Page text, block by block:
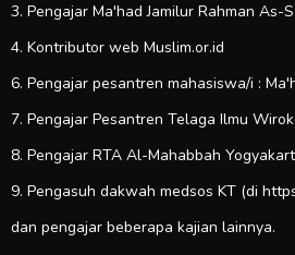
3. Pengajar Ma'had Jamilur Rahman
4. Kontributor web Muslim.or.id
6. Pengajar pesantren mahasiswa/i :
7. Pengajar Pesantren Telaga Ilmu
8. Pengajar RTA Al-Mahabbah
9. Pengasuh dakwah medsos KT (di
dan pengajar beberapa kajian lainnya.